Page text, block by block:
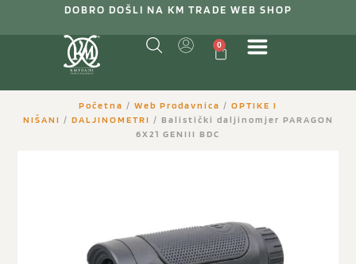
DOBRO DOŠLI NA KM TRADE WEB SHOP
0
Početna / Web Prodavnica / OPTIKE I
NIŠANI / DALJINOMETRI / Balistički daljinomjer PARAGON
6X21 GENIII BDC